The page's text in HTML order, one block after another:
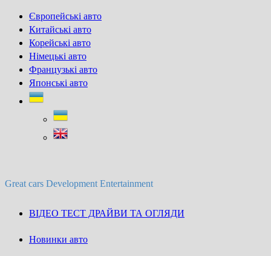
Skip
content
Європейські авто
Китайські авто
Корейські авто
Німецькі авто
Французькі авто
Японські авто
Great cars Development Entertainment
ВІДЕО ТЕСТ ДРАЙВИ ТА ОГЛЯДИ
Новинки авто